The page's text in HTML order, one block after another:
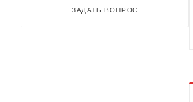
ЗАДАТЬ ВОПРОС